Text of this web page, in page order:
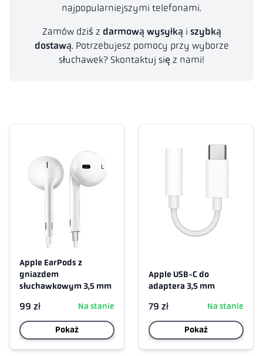
najpopularniejszymi telefonami.
Zamów dziś z darmową wysyłką i szybką
dostawą. Potrzebujesz pomocy przy wyborze
słuchawek? Skontaktuj się z nami!
Apple EarPods z
gniazdem
słuchawkowym 3,5 mm
99 zł Na stanie
Pokaż
Apple USB-C do
adaptera 3,5 mm
79 zł Na stanie
Pokaż